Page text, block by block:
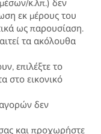
κ.λπ.) δεν
εκ μέρους του
ως παρουσίαση.
τα ακόλουθα
επιλέξτε το
στο εικονικό
δεν
και προχωρήστε